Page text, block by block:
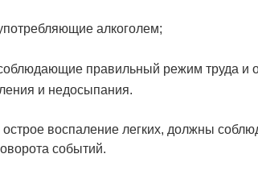
алкоголем;
правильный режим труда и
и недосыпания.
воспаление легких, должны
событий.